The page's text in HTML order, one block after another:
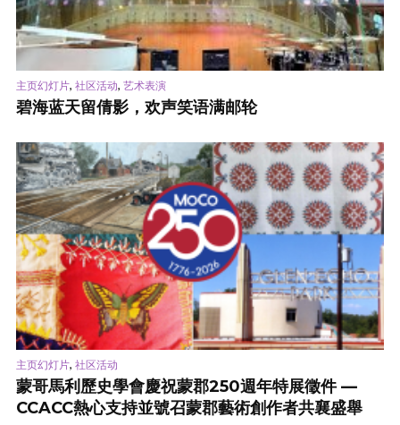
主页幻灯片, 社区活动, 艺术表演
碧海蓝天留倩影，欢声笑语满邮轮
主页幻灯片, 社区活动
蒙哥馬利歷史學會慶祝蒙郡250週年特展徵件 —
CCACC熱心支持並號召蒙郡藝術創作者共襄盛舉